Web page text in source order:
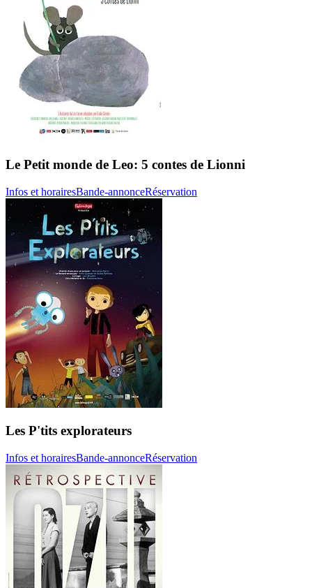
Le Petit monde de Leo: 5 contes de Lionni
Infos et horairesBande-annonceRéservation
Les P'tits explorateurs
Infos et horairesBande-annonceRéservation